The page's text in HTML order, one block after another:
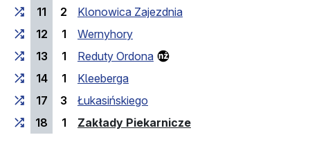
11
2
Klonowica Zajezdnia
12
1
Wernyhory
13
1
Reduty Ordona
14
1
Kleeberga
17
3
Łukasińskiego
18
1 Zakłady Piekarnicze(Endhaltestelle)